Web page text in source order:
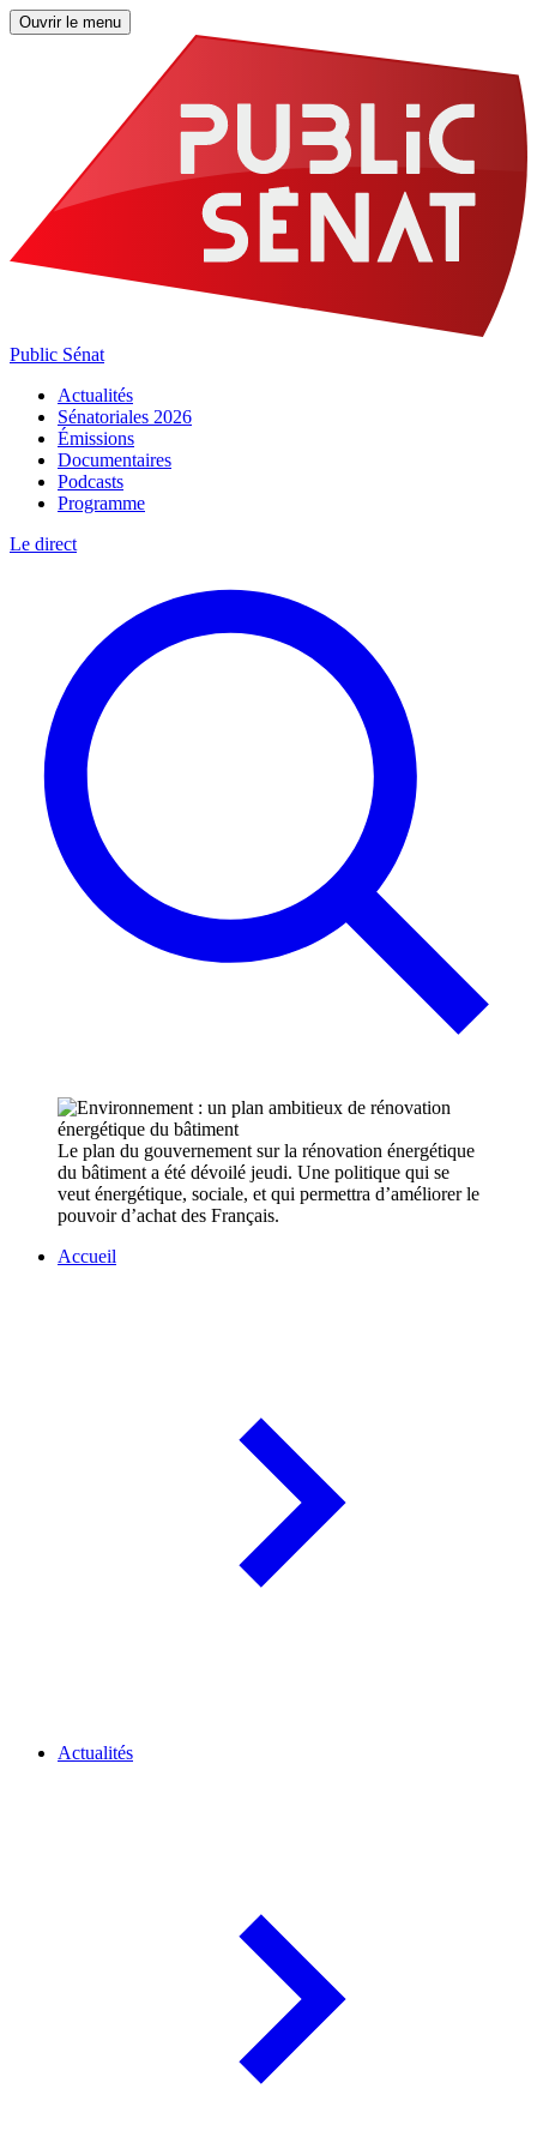
Ouvrir le menu
Public Sénat
Actualités
Sénatoriales 2026
Émissions
Documentaires
Podcasts
Programme
Le direct
Le plan du gouvernement sur la rénovation énergétique
du bâtiment a été dévoilé jeudi. Une politique qui se
veut énergétique, sociale, et qui permettra d’améliorer le
pouvoir d’achat des Français.
Accueil
Actualités